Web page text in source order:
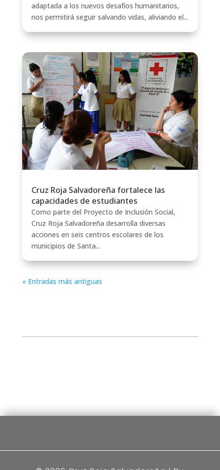
adaptada a los nuevos desafíos humanitarios,
nos permitirá seguir salvando vidas, aliviando el...
Cruz Roja Salvadoreña fortalece las
capacidades de estudiantes
Como parte del Proyecto de Inclusión Social,
Cruz Roja Salvadoreña desarrolla diversas
acciones en seis centros escolares de los
municipios de Santa...
« Entradas más antiguas